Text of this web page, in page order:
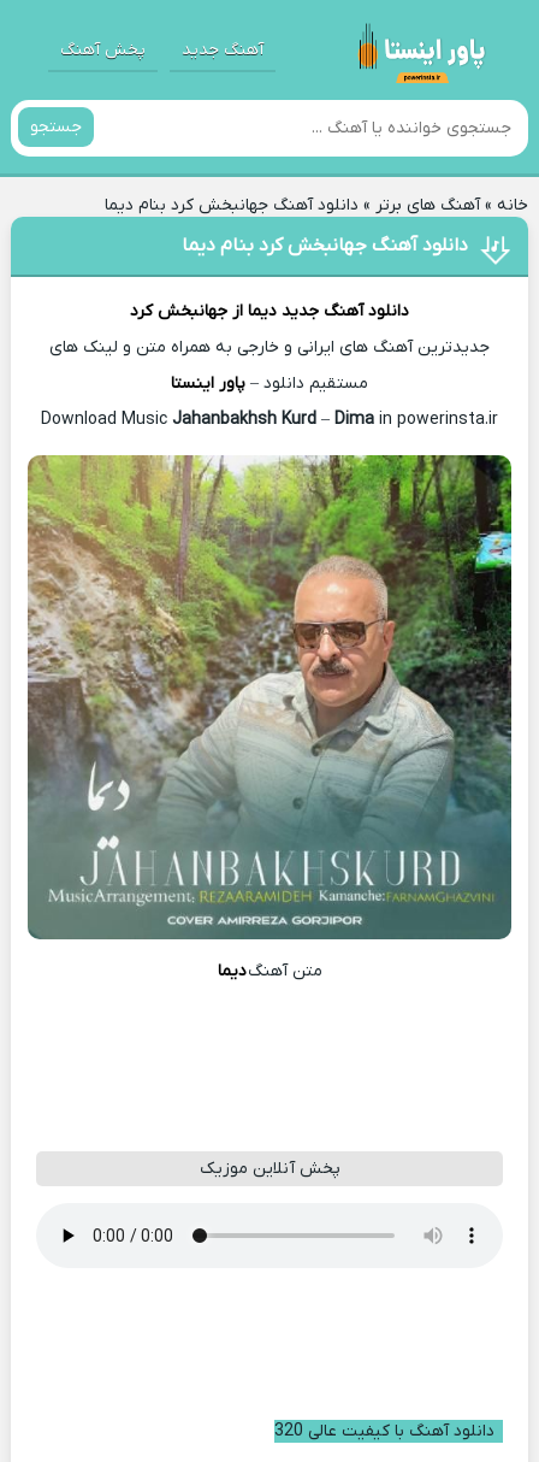
آهنگ جدید پخش آهنگ
جستجو
خانه»آهنگ های برتر » دانلود آهنگ جهانبخش کرد بنام دیما
دانلود آهنگ جهانبخش کرد بنام دیما
دانلود آهنگ جدید دیما از جهانبخش کرد
جدیدترین آهنگ های ایرانی و خارجی به همراه متن و لینک های
مستقیم دانلود – پاور اینستا
Download Music
Jahanbakhsh Kurd– Dima in powerinsta.ir
متن آهنگدیما
پخش آنلاین موزیک
دانلود آهنگ با کیفیت عالی 320